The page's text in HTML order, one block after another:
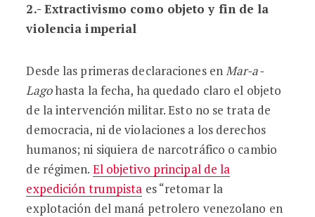
2.- Extractivismo como objeto y fin de la
violencia imperial
Desde las primeras declaraciones enMar-a-
Lagohasta la fecha, ha quedado claro el objeto
de la intervención militar. Esto no se trata de
democracia, ni de violaciones a los derechos
humanos; ni siquiera de narcotráfico o cambio
de régimen. El objetivo principal de la
expedición trumpista es “retomar la
explotación del maná petrolero venezolano en